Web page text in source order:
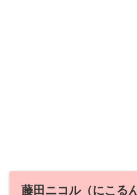
藤田ニコル（にこる